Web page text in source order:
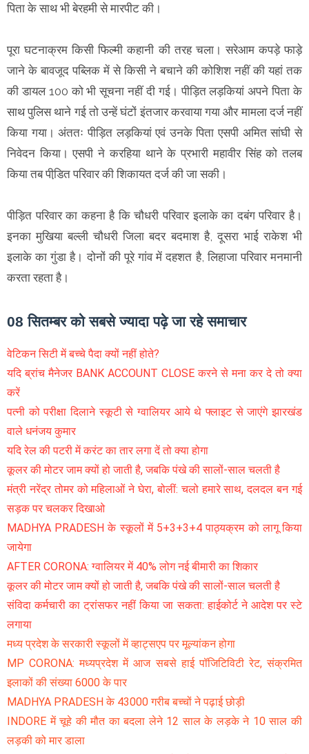
पिता के साथ भी बेरहमी से मारपीट की।
पूरा घटनाक्रम किसी फिल्मी कहानी की तरह चला। सरेआम कपड़े फाड़े
जाने के बावजूद पब्लिक में से किसी ने बचाने की कोशिश नहीं की यहां तक
की डायल 100 को भी सूचना नहीं दी गई। पीड़ित लड़कियां अपने पिता के
साथ पुलिस थाने गई तो उन्हें घंटों इंतजार करवाया गया और मामला दर्ज नहीं
किया गया। अंततः पीड़ित लड़कियां एवं उनके पिता एसपी अमित सांघी से
निवेदन किया। एसपी ने करहिया थाने के प्रभारी महावीर सिंह को तलब
किया तब पीडि़त परिवार की शिकायत दर्ज की जा सकी।
पीड़ित परिवार का कहना है कि चौधरी परिवार इलाके का दबंग परिवार है।
इनका मुखिया बल्ली चौधरी जिला बदर बदमाश है, दूसरा भाई राकेश भी
इलाके का गुंडा है। दोनों की पूरे गांव में दहशत है, लिहाजा परिवार मनमानी
करता रहता है।
08 सितम्बर को सबसे ज्यादा पढ़े जा रहे समाचार
वेटिकन सिटी में बच्चे पैदा क्यों नहीं होते?
यदि ब्रांच मैनेजर BANK ACCOUNT CLOSE करने से मना कर दे तो क्या
करें
पत्नी को परीक्षा दिलाने स्कूटी से ग्वालियर आये थे फ्लाइट से जाएंगे झारखंड
वाले धनंजय कुमार
यदि रेल की पटरी में करंट का तार लगा दें तो क्या होगा
कूलर की मोटर जाम क्यों हो जाती है, जबकि पंखे की सालों-साल चलती है
मंत्री नरेंद्र तोमर को महिलाओं ने घेरा, बोलीं: चलो हमारे साथ, दलदल बन गई
सड़क पर चलकर दिखाओ
MADHYA PRADESH के स्कूलों में 5+3+3+4 पाठ्यक्रम को लागू किया
जायेगा
AFTER CORONA: ग्वालियर में 40% लोग नई बीमारी का शिकार
कूलर की मोटर जाम क्यों हो जाती है, जबकि पंखे की सालों-साल चलती है
संविदा कर्मचारी का ट्रांसफर नहीं किया जा सकता: हाईकोर्ट ने आदेश पर स्टे
लगाया
मध्य प्रदेश के सरकारी स्कूलों में व्हाट्सएप पर मूल्यांकन होगा
MP CORONA: मध्यप्रदेश में आज सबसे हाई पॉजिटिविटी रेट, संक्रमित
इलाकों की संख्या 6000 के पार
MADHYA PRADESH के 43000 गरीब बच्चों ने पढ़ाई छोड़ी
INDORE में चूहे की मौत का बदला लेने 12 साल के लड़के ने 10 साल की
लड़की को मार डाला